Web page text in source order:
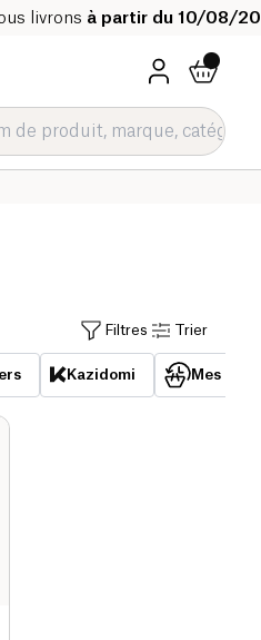
livrons à partir du 10/08/
Filtres Trier
Kazidomi Mes